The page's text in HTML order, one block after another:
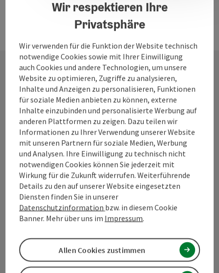
Kontakt
Tourismusverband Mühlviertel
Hauptplatz 19
4190 Bad Leonfelden
+43 50 7263
info@muehlviertel.at
Wir respektieren Ihre
Privatsphäre
Wir verwenden für die Funktion der Website technisch
notwendige Cookies sowie mit Ihrer Einwilligung
auch Cookies und andere Technologien, um unsere
Website zu optimieren, Zugriffe zu analysieren,
Inhalte und Anzeigen zu personalisieren, Funktionen
für soziale Medien anbieten zu können, externe
Inhalte einzubinden und personalisierte Werbung auf
anderen Plattformen zu zeigen. Dazu teilen wir
Informationen zu Ihrer Verwendung unserer Website
mit unseren Partnern für soziale Medien, Werbung
und Analysen. Ihre Einwilligung zu technisch nicht
notwendigen Cookies können Sie jederzeit mit
Wirkung für die Zukunft widerrufen. Weiterführende
Details zu den auf unserer Website eingesetzten
Diensten finden Sie in unserer
Datenschutzinformation bzw. in diesem Cookie
Banner. Mehr über uns im Impressum.
Allen Cookies zustimmen